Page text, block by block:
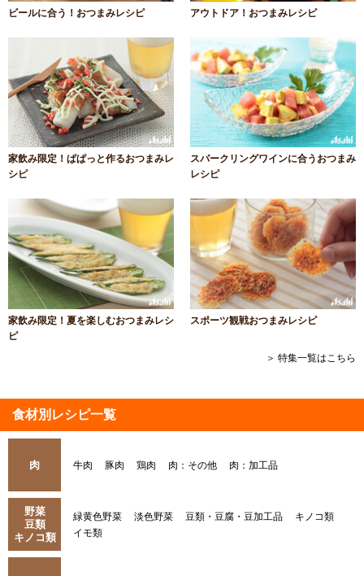
ビールに合う！おつまみレシピ アウトドア！おつまみレシピ
家飲み限定！ぱぱっと作るおつまみレ
シピ
スパークリングワインに合うおつまみ
レシピ
家飲み限定！夏を楽しむおつまみレシ
ピ
スポーツ観戦おつまみレシピ
＞ 特集一覧はこちら
食材別レシピ一覧
肉 牛肉 豚肉 鶏肉 肉：その他 肉：加工品
野菜
豆類
キノコ類
緑黄色野菜 淡色野菜 豆類・豆腐・豆加工品
キノコ類
イモ類